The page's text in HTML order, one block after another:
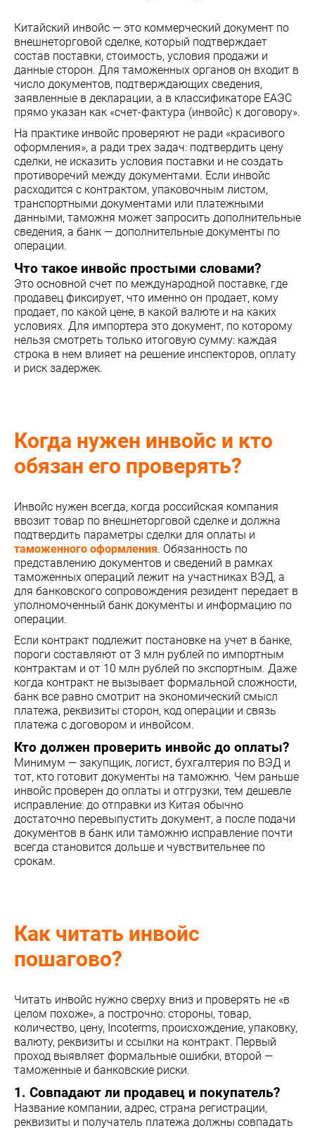
Китайский инвойс — это коммерческий документ по
внешнеторговой сделке, который подтверждает
состав поставки, стоимость, условия продажи и
данные сторон. Для таможенных органов он входит в
число документов, подтверждающих сведения,
заявленные в декларации, а в классификаторе ЕАЭС
прямо указан как «счет-фактура (инвойс) к договору».
На практике инвойс проверяют не ради «красивого
оформления», а ради трех задач: подтвердить цену
сделки, не исказить условия поставки и не создать
противоречий между документами. Если инвойс
расходится с контрактом, упаковочным листом,
транспортными документами или платежными
данными, таможня может запросить дополнительные
сведения, а банк — дополнительные документы по
операции.
Что такое инвойс простыми словами?
Это основной счет по международной поставке, где
продавец фиксирует, что именно он продает, кому
продает, по какой цене, в какой валюте и на каких
условиях. Для импортера это документ, по которому
нельзя смотреть только итоговую сумму: каждая
строка в нем влияет на решение инспекторов, оплату
и риск задержек.
Когда нужен инвойс и кто
обязан его проверять?
Инвойс нужен всегда, когда российская компания
ввозит товар по внешнеторговой сделке и должна
подтвердить параметры сделки для оплаты и
таможенного оформления. Обязанность по
представлению документов и сведений в рамках
таможенных операций лежит на участниках ВЭД, а
для банковского сопровождения резидент передает в
уполномоченный банк документы и информацию по
операции.
Если контракт подлежит постановке на учет в банке,
пороги составляют от 3 млн рублей по импортным
контрактам и от 10 млн рублей по экспортным. Даже
когда контракт не вызывает формальной сложности,
банк все равно смотрит на экономический смысл
платежа, реквизиты сторон, код операции и связь
платежа с договором и инвойсом.
Кто должен проверить инвойс до оплаты?
Минимум — закупщик, логист, бухгалтерия по ВЭД и
тот, кто готовит документы на таможню. Чем раньше
инвойс проверен до оплаты и отгрузки, тем дешевле
исправление: до отправки из Китая обычно
достаточно перевыпустить документ, а после подачи
документов в банк или таможню исправление почти
всегда становится дольше и чувствительнее по
срокам.
Как читать инвойс
пошагово?
Читать инвойс нужно сверху вниз и проверять не «в
целом похоже», а построчно: стороны, товар,
количество, цену, Incoterms, происхождение, упаковку,
валюту, реквизиты и ссылки на контракт. Первый
проход выявляет формальные ошибки, второй —
таможенные и банковские риски.
1. Совпадают ли продавец и покупатель?
Название компании, адрес, страна регистрации,
реквизиты и получатель платежа должны совпадать